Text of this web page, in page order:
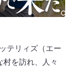
テリィズ（エー
村を訪れ、人々